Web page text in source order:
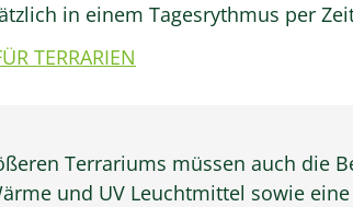
in einem Tagesrythmus per
TERRARIEN
Terrariums müssen auch die
und UV Leuchtmittel sowie